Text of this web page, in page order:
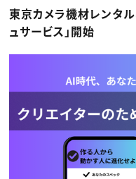
マーケティング
ディレクション
業界解説・キャリア事情
お役立ち基礎知識
アプリクリエイター
ゲームクリエイター
映像クリエイター
クリエイターインタビ
ニュース・トレンド
ゲーム・エンタメ
広告
出版
CREATIVE VILLAGEか
プロフェッシ
東京カメラ機材レンタ
ュサービス」開始